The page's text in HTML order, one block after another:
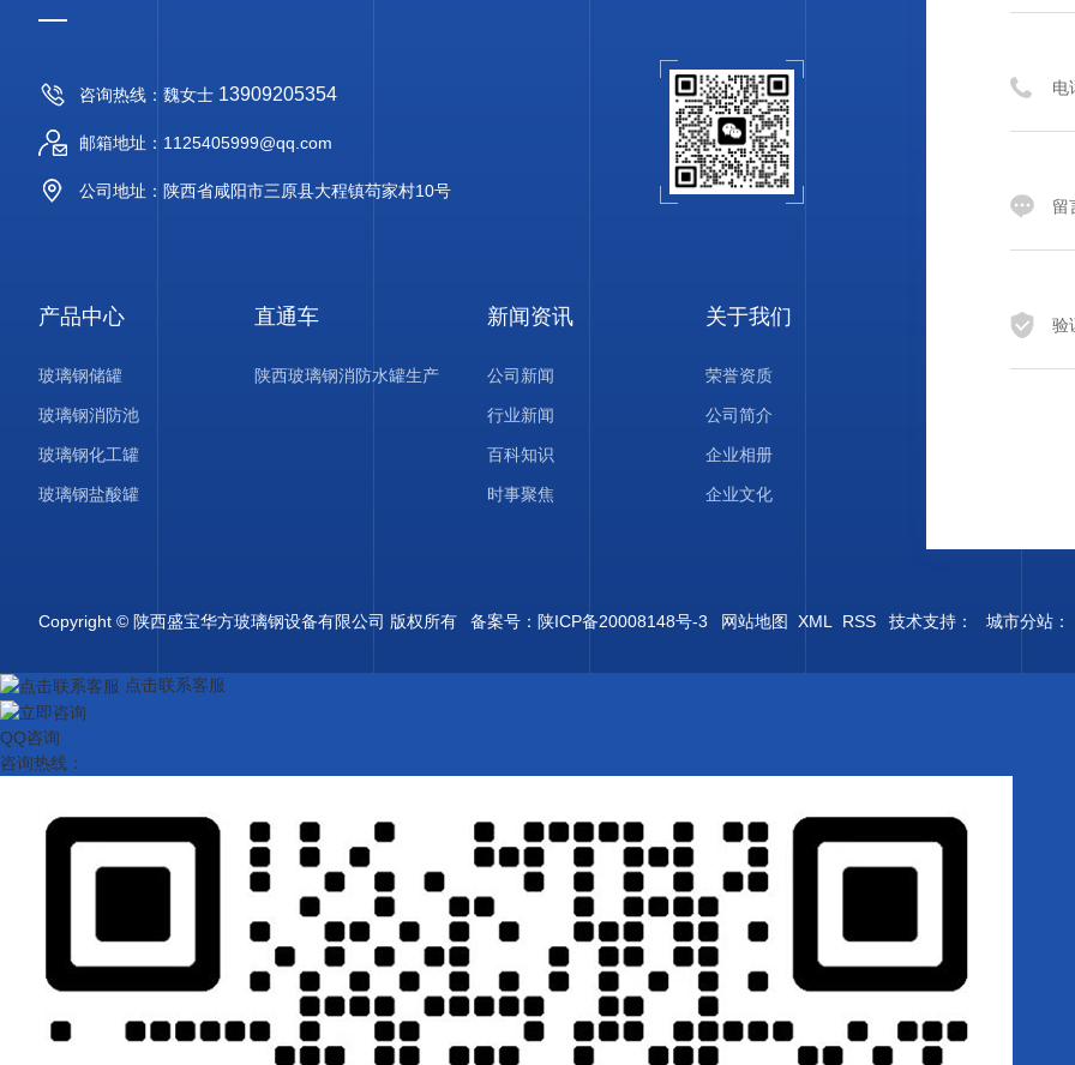
咨询热线：魏女士 13909205354
邮箱地址：1125405999@qq.com
公司地址：陕西省咸阳市三原县大程镇苟家村10号
产品中心
玻璃钢储罐
玻璃钢消防池
玻璃钢化工罐
玻璃钢盐酸罐
直通车
陕西玻璃钢消防水罐生产
新闻资讯
公司新闻
行业新闻
百科知识
时事聚焦
关于我们
荣誉资质
公司简介
企业相册
企业文化
Copyright © 陕西盛宝华方玻璃钢设备有限公司 版权所有 备案号： 陕ICP备20008148号-3 网站地图 XML RSS 技术支持： 城市分站
点击联系客服
QQ咨询
咨询热线：